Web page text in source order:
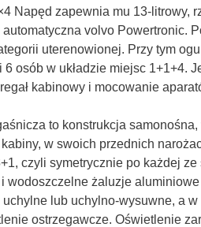
Napęd zapewnia mu 13-litrowy,
volvo Powertronic.
uterenowionej. Przy tym
6 osób w układzie miejsc
kabinowy i mocowanie
to konstrukcja
w swoich przednich
czyli symetrycznie po każdej
i wodoszczelne żaluzje
uchylne lub uchylno-wysuwne, a
ostrzegawcze. Oświetlenie